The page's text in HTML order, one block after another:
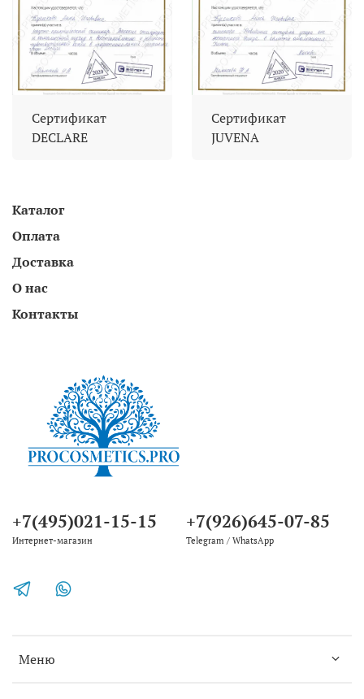
Сертификат
DECLARE
Сертификат
JUVENA
Каталог
Оплата
Доставка
О нас
Контакты
Меню
+7(495)021-15-15
Интернет-магазин
+7(926)645-07-85
Telegram / WhatsApp